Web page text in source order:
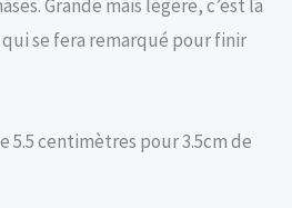
Grande mais légère, c’est la
se fera remarqué pour finir
5.5 centimètres pour 3.5cm de